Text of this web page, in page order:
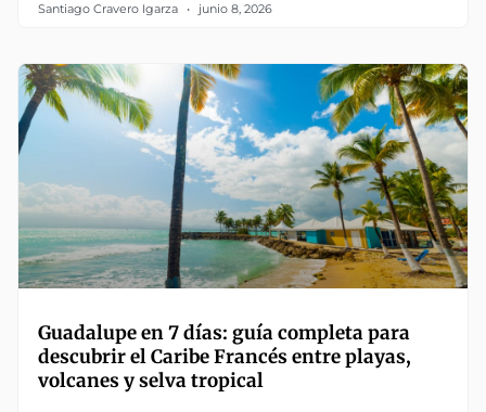
Santiago Cravero Igarza junio 8, 2026
Guadalupe en 7 días: guía completa para
descubrir el Caribe Francés entre playas,
volcanes y selva tropical